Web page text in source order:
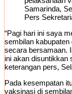
Samarinda,
Pers
“Pagi hari ini saya
sembilan
secara bersamaan.
ini akan disuntikkan
keterangan pers,
Pada kesempatan
vaksinasi di